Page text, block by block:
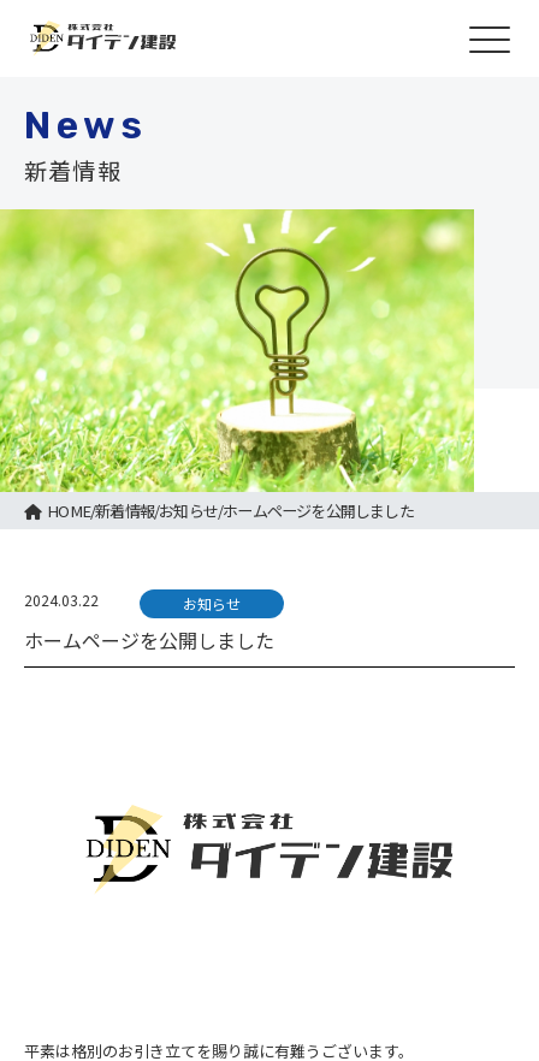
News
新着情報
HOME/新着情報/お知らせ/ホームページを公開しました
2024.03.22 お知らせ
ホームページを公開しました
平素は格別のお引き立てを賜り誠に有難うございます。